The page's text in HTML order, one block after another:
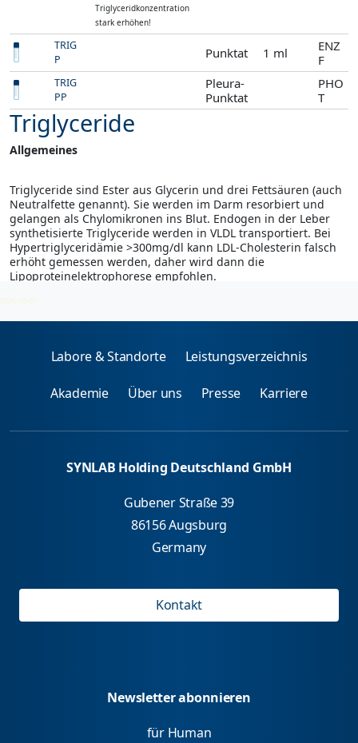
Triglyceridkonzentration
stark erhöhen!
TRIG
P
Punktat 1 ml
ENZ
F
TRIG
PP
Pleura-
Punktat
PHO
T
Triglyceride
Allgemeines
Triglyceride sind Ester aus Glycerin und drei Fettsäuren (auch
Neutralfette genannt). Sie werden im Darm resorbiert und
gelangen als Chylomikronen ins Blut. Endogen in der Leber
synthetisierte Triglyceride werden in VLDL transportiert. Bei
Hypertriglyceridämie >300mg/dl kann LDL-Cholesterin falsch
erhöht gemessen werden, daher wird dann die
Lipoproteinelektrophorese empfohlen.
2026-08-07
Labore & Standorte Leistungsverzeichnis
Akademie Über uns Presse Karriere
SYNLAB Holding Deutschland GmbH
Gubener Straße 39
86156 Augsburg
Germany
Kontakt
Newsletter abonnieren
für Human